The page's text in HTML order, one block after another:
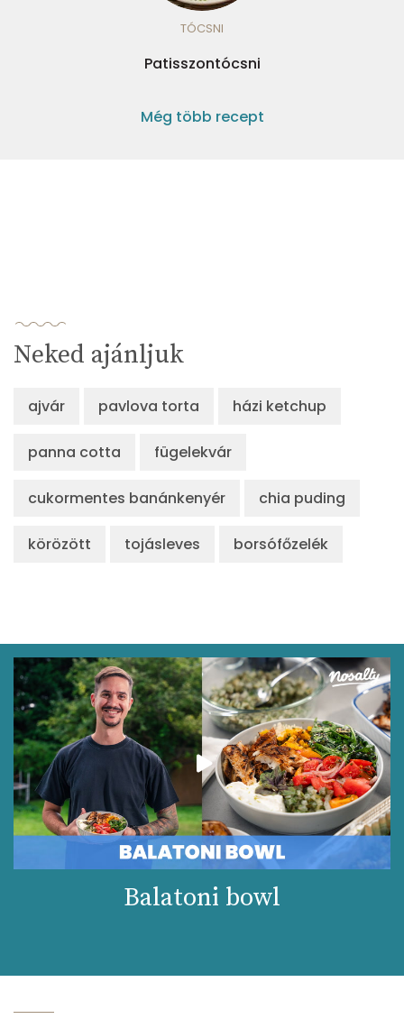
TÓCSNI
Patisszontócsni
Még több recept
Neked ajánljuk
ajvár pavlova torta házi ketchup
panna cotta fügelekvár
cukormentes banánkenyér chia puding
körözött tojásleves borsófőzelék
Balatoni bowl